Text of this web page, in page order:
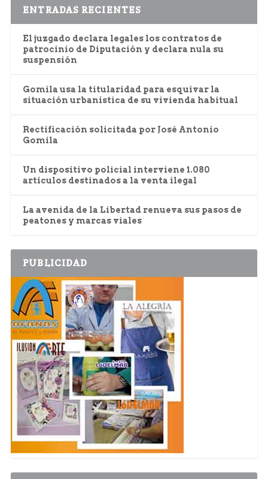
ENTRADAS RECIENTES
El juzgado declara legales los contratos de
patrocinio de Diputación y declara nula su
suspensión
Gomila usa la titularidad para esquivar la
situación urbanística de su vivienda habitual
Rectificación solicitada por José Antonio
Gomila
Un dispositivo policial interviene 1.080
artículos destinados a la venta ilegal
La avenida de la Libertad renueva sus pasos de
peatones y marcas viales
PUBLICIDAD